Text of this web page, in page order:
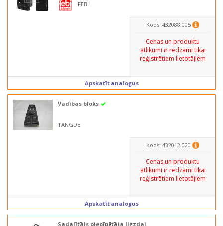
FEBI
Kods: 432088.005
Cenas un produktu
atlikumi ir redzami tikai
reģistrētiem lietotājiem
Apskatīt analogus
Vadības bloks
TANGDE
Kods: 432012.020
Cenas un produktu
atlikumi ir redzami tikai
reģistrētiem lietotājiem
Apskatīt analogus
Sadalītājs piepīpētāja ligzdai